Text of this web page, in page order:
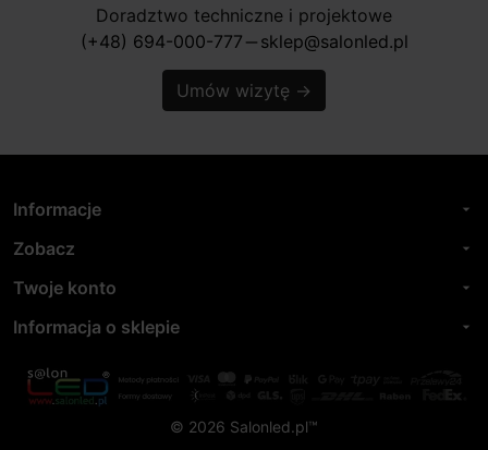
Doradztwo techniczne i projektowe
(+48) 694-000-777 horizontal_rule sklep@salonled.pl
Umów wizytę →
Informacje arrow_drop_down
Zobacz arrow_drop_down
Twoje konto arrow_drop_down
Informacja o sklepie arrow_drop_down
© 2026 Salonled.pl™